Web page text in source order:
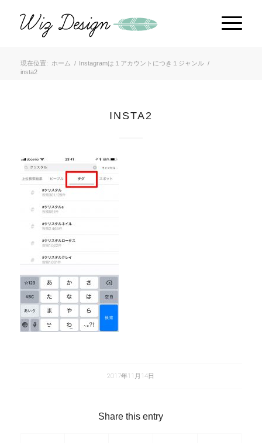
現在位置: ホーム / Instagramは１アカウントにつき１ジャンル /
insta2
INSTA2
2017年11月14日
Share this entry